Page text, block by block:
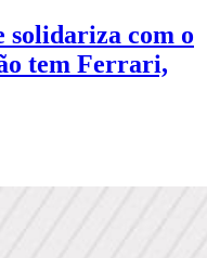
solidariza com o
tem Ferrari,